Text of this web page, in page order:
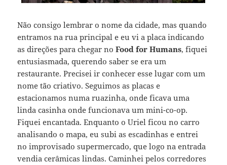
Não consigo lembrar o nome da cidade, mas quando
entramos na rua principal e eu vi a placa indicando
as direções para chegar noFood for Humans, fiquei
entusiasmada, querendo saber se era um
restaurante. Precisei ir conhecer esse lugar com um
nome tão criativo. Seguimos as placas e
estacionamos numa ruazinha, onde ficava uma
linda casinha onde funcionava um mini-co-op.
Fiquei encantada. Enquanto o Uriel ficou no carro
analisando o mapa, eu subi as escadinhas e entrei
no improvisado supermercado, que logo na entrada
vendia cerâmicas lindas. Caminhei pelos corredores